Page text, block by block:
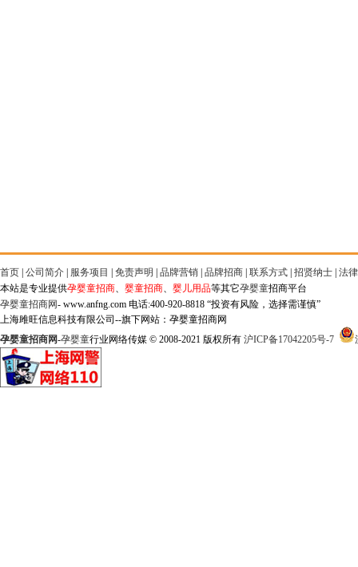
首页 公司简介 服务项目 免责声明 品牌营销 品牌招商 联系方式 招贤纳士 法
本站是专业提供孕婴童招商、 婴童招商、 婴儿用品等其它孕婴童招商平台
孕婴童招商网- www.anfng.com 电话:400-920-8818 “投资有风险，选择需谨慎”
上海雎旺信息科技有限公司--旗下网站：孕婴童招商网
孕婴童招商网-孕婴童行业网络传媒 © 2008-2021 版权所有 沪ICP备17042205号-7